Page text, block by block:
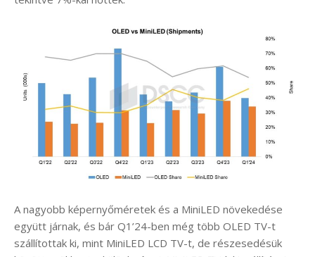
A nagyobb képernyőméretek és a MiniLED növekedése
együtt járnak, és bár Q1’24-ben még több OLED TV-t
szállítottak ki, mint MiniLED LCD TV-t, de részesedésük